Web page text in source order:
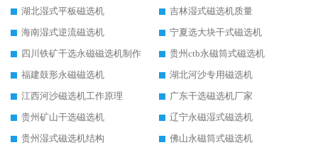
湖北湿式平板磁选机
吉林湿式磁选机质量
海南湿式逆流磁选机
宁夏选大块干式磁选机
四川铁矿干选永磁磁选机制作
贵州ctb永磁筒式磁选机
福建鼓形永磁磁选机
湖北河沙专用磁选机
江西河沙磁选机工作原理
广东干选磁选机厂家
贵州矿山干选磁选机
辽宁永磁湿式磁选机
贵州湿式磁选机结构
佛山永磁筒式磁选机